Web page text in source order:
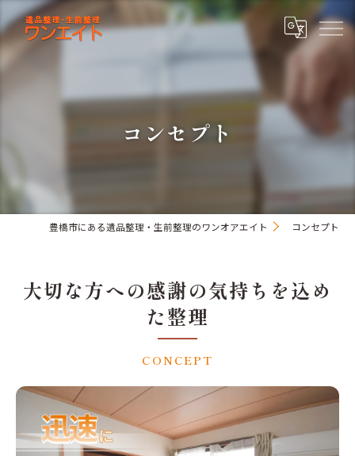
コンセプト
豊橋市にある遺品整理・生前整理のワンオアエイト コンセプト
大切な方への感謝の気持ちを込め
た整理
CONCEPT